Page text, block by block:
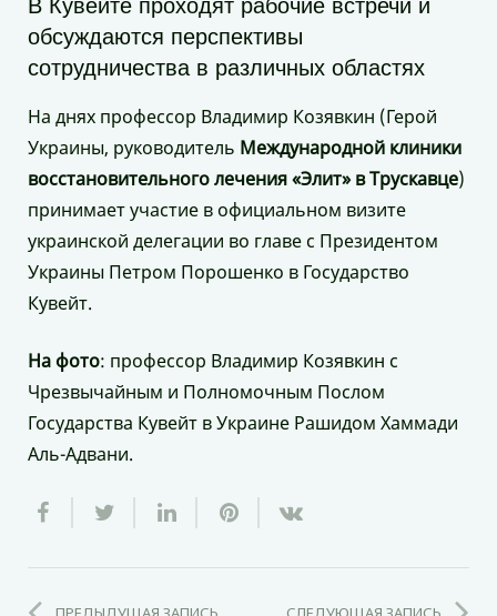
обсуждаются перспективы
сотрудничества в различных областях
На днях профессор Владимир Козявкин (Герой
Украины, руководитель Международной клиники
восстановительного лечения «Элит» в Трускавце)
принимает участие в официальном визите
украинской делегации во главе с Президентом
Украины Петром Порошенко в Государство
Кувейт.
На фото: профессор Владимир Козявкин с
Чрезвычайным и Полномочным Послом
Государства Кувейт в Украине Рашидом Хаммади
Аль-Адвани.